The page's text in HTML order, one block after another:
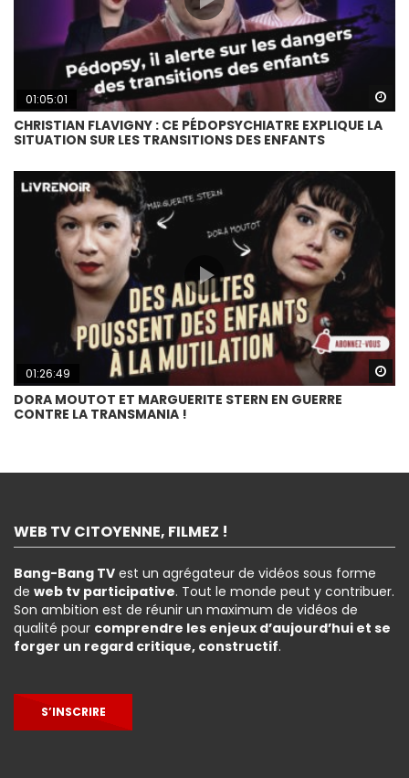
01:05:01
CHRISTIAN FLAVIGNY : CE PÉDOPSYCHIATRE EXPLIQUE LA
SITUATION SUR LES TRANSITIONS DES ENFANTS
01:26:49
DORA MOUTOT ET MARGUERITE STERN EN GUERRE
CONTRE LA TRANSMANIA !
WEB TV CITOYENNE, FILMEZ !
Bang-Bang TV est un agrégateur de vidéos sous forme
de web tv participative. Tout le monde peut y contribuer.
Son ambition est de réunir un maximum de vidéos de
qualité pour comprendre les enjeux d’aujourd’hui et se
forger un regard critique, constructif.
S’INSCRIRE